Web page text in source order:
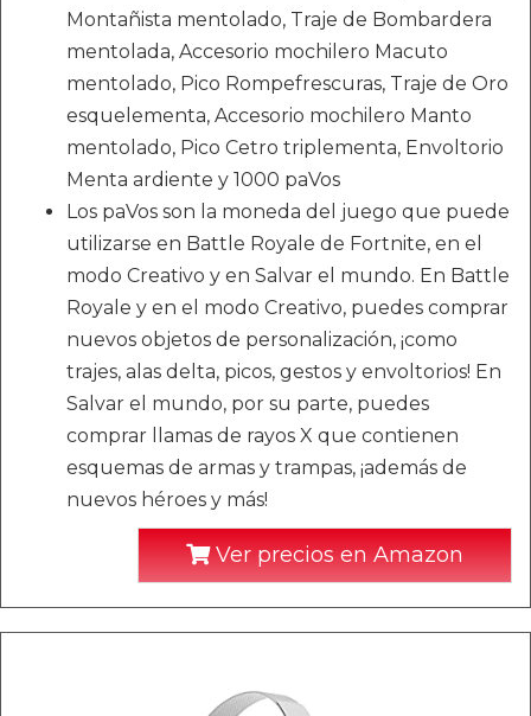
Montañista mentolado, Traje de Bombardera
mentolada, Accesorio mochilero Macuto
mentolado, Pico Rompefrescuras, Traje de Oro
esquelementa, Accesorio mochilero Manto
mentolado, Pico Cetro triplementa, Envoltorio
Menta ardiente y 1000 paVos
Los paVos son la moneda del juego que puede
utilizarse en Battle Royale de Fortnite, en el
modo Creativo y en Salvar el mundo. En Battle
Royale y en el modo Creativo, puedes comprar
nuevos objetos de personalización, ¡como
trajes, alas delta, picos, gestos y envoltorios! En
Salvar el mundo, por su parte, puedes
comprar llamas de rayos X que contienen
esquemas de armas y trampas, ¡además de
nuevos héroes y más!
Ver precios en Amazon